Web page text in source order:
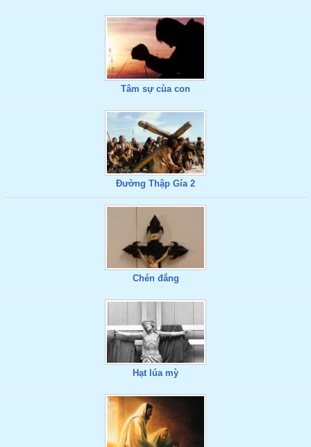
Tâm sự cùa con
Đường Thập Gía 2
Chén đắng
Hạt lúa mỳ